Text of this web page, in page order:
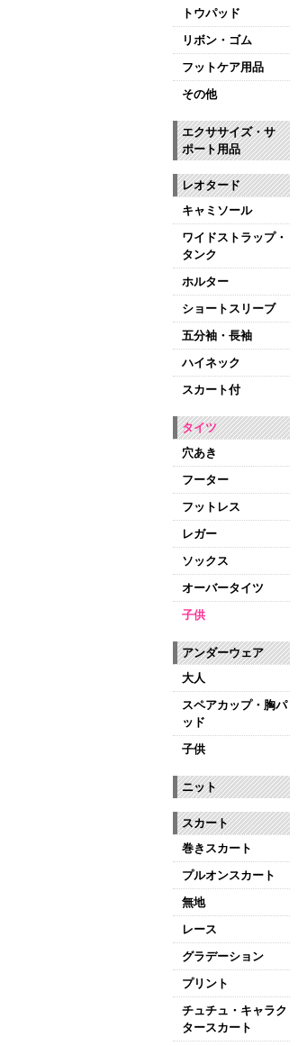
トウパッド
リボン・ゴム
フットケア用品
その他
エクササイズ・サ
ポート用品
レオタード
キャミソール
ワイドストラップ・
タンク
ホルター
ショートスリーブ
五分袖・長袖
ハイネック
スカート付
タイツ
穴あき
フーター
フットレス
レガー
ソックス
オーバータイツ
子供
アンダーウェア
大人
スペアカップ・胸パ
ッド
子供
ニット
スカート
巻きスカート
プルオンスカート
無地
レース
グラデーション
プリント
チュチュ・キャラク
タースカート